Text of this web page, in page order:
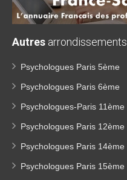
Autres arrondissements
Psychologues Paris 5ème
Psychologues Paris 6ème
Psychologues-Paris 11ème
Psychologues Paris 12ème
Psychologues Paris 14ème
Psychologues Paris 15ème